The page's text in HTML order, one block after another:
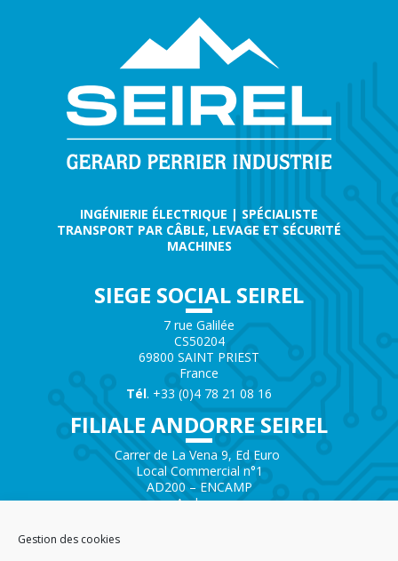
Gestion des cookies
INGÉNIERIE ÉLECTRIQUE | SPÉCIALISTE
TRANSPORT PAR CÂBLE, LEVAGE ET SÉCURITÉ
MACHINES
SIEGE SOCIAL SEIREL
7 rue Galilée
CS50204
69800 SAINT PRIEST
France
Tél. +33 (0)4 78 21 08 16
FILIALE ANDORRE SEIREL
Carrer de La Vena 9, Ed Euro
Local Commercial n°1
AD200 – ENCAMP
Andorra